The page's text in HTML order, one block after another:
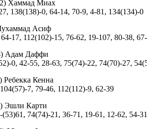
Хаммад Миах
138(138)-0, 64-14, 70-9, 4-81, 134(134)-0
Асиф
17, 112(102)-15, 76-62, 19-107, 80-38,
Адам Даффи
0, 42-55, 28-63, 75(74)-22, 74(70)-27,
Ребекка Кенна
7, 79-46, 112(112)-9, 62-39
Эшли Карти
74(74)-21, 36-71, 19-61, 12-62, 54-